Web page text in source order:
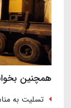
همچنین
تسلیت به